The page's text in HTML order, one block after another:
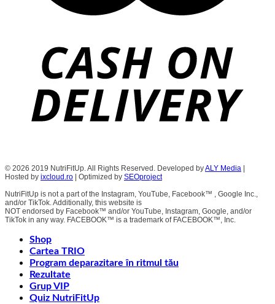
© 2026 2019 NutriFitUp. All Rights Reserved. Developed byALY Media
Hosted by ixcloud.ro | Optimized by SEOproject
NutriFitUp is not a part of the Instagram, YouTube, Facebook™ , Google Inc.,
and/or TikTok. Additionally, this website is
NOT endorsed by Facebook™ and/or YouTube, Instagram, Google, and/or
TikTok in any way. FACEBOOK™ is a trademark of FACEBOOK™, Inc.
Shop
Cartea TRIO
Program deparazitare în ritmul tău
Rezultate
Grup VIP
Quiz NutriFitUp